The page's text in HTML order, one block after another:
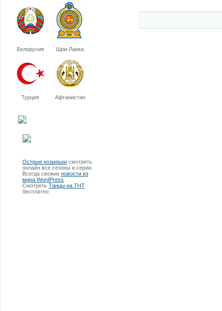
Белорусия Шри-Ланка
Турция Афганистан
Острые козырьки смотреть
онлайн все сезоны и серии.
Всегда свежие новости из
мира WordPress
Смотреть Танцы на ТНТ
бесплатно